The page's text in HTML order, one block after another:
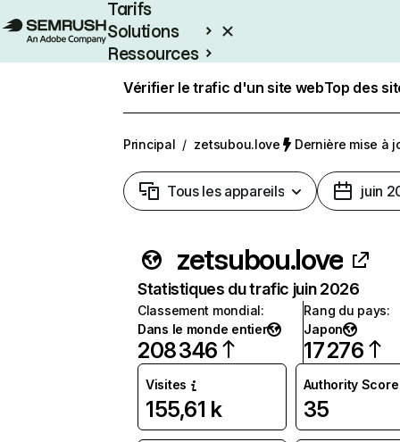
Tarifs
Solutions
Ressources
Vérifier le trafic d'un site webTop des
Principal / zetsubou.love Dernière mise à
Tous les appareils juin
zetsubou.love
Statistiques du trafic juin 2026
Classement mondial:
Dans le monde entier
208 346
Rang du pays:
Japon
17 276
Visites
155,61 k
Authority Score
35